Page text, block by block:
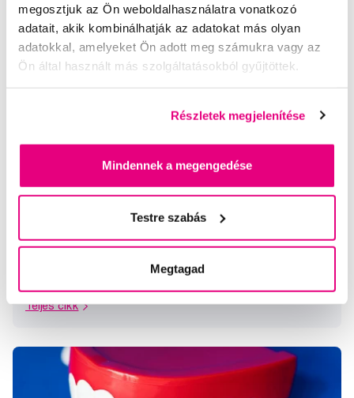
megosztjuk az Ön weboldalhasználatra vonatkozó
adatait, akik kombinálhatják az adatokat más olyan
adatokkal, amelyeket Ön adott meg számukra vagy az
Ön által használt más szolgáltatásokból gyűjtöttek.
Részletek megjelenítése
Mindennek a megengedése
Testre szabás
Megtagad
A nagy fogkrémhatározó (az egyes
fogkrémek szájhigiéniai és egyéb
hatásai)
A boltok polcai rogyásig vannak pakolva a legkülönbözőbb
fogkrémmárkák termékeivel. Már az is órákba telne, ha
mindegyiket egyenként a kezünkbe véve vizsgálnánk meg,
Teljes cikk